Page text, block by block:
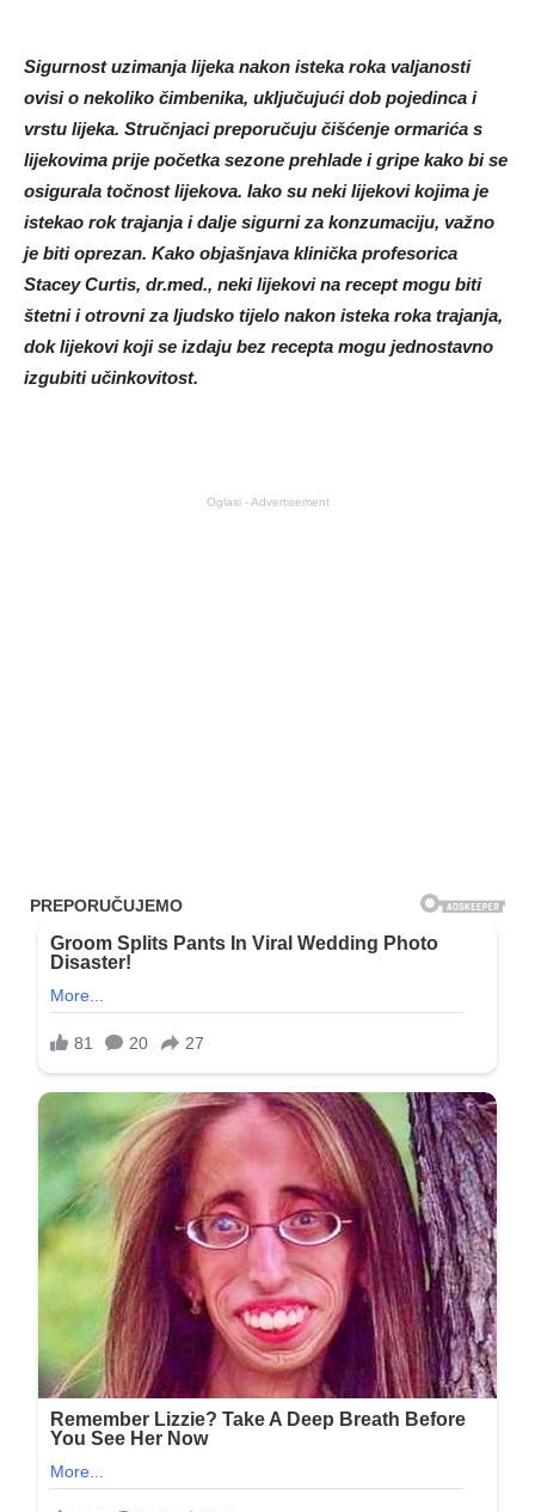
Sigurnost uzimanja lijeka nakon isteka roka valjanosti
ovisi o nekoliko čimbenika, uključujući dob pojedinca i
vrstu lijeka. Stručnjaci preporučuju čišćenje ormarića s
lijekovima prije početka sezone prehlade i gripe kako bi se
osigurala točnost lijekova. Iako su neki lijekovi kojima je
istekao rok trajanja i dalje sigurni za konzumaciju, važno
je biti oprezan. Kako objašnjava klinička profesorica
Stacey Curtis, dr.med., neki lijekovi na recept mogu biti
štetni i otrovni za ljudsko tijelo nakon isteka roka trajanja,
dok lijekovi koji se izdaju bez recepta mogu jednostavno
izgubiti učinkovitost.
Oglasi - Advertisement